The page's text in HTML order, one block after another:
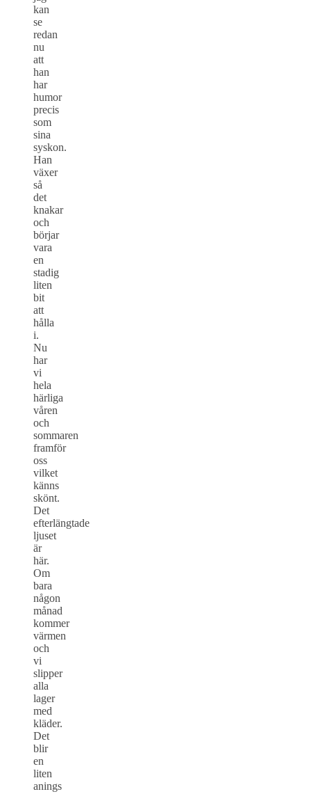
kan
se
redan
nu
att
han
har
humor
precis
som
sina
syskon.
Han
växer
så
det
knakar
och
börjar
vara
en
stadig
liten
bit
att
hålla
i.
Nu
har
vi
hela
härliga
våren
och
sommaren
framför
oss
vilket
känns
skönt.
Det
efterlängtade
ljuset
är
här.
Om
bara
någon
månad
kommer
värmen
och
vi
slipper
alla
lager
med
kläder.
Det
blir
en
liten
anings